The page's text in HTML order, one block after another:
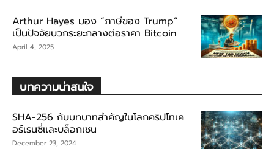
Arthur Hayes มอง “ภาษีของ Trump”
เป็นปัจจัยบวกระยะกลางต่อราคา Bitcoin
April 4, 2025
บทความน่าสนใจ
SHA-256 กับบทบาทสำคัญในโลกคริปโทเค
อร์เรนซี่และบล็อกเชน
December 23, 2024